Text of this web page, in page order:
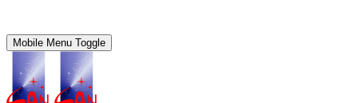
Mobile Menu Toggle